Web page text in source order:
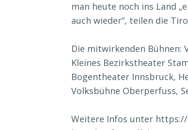
man heute noch ins Land
auch wieder“, teilen die
Die mitwirkenden Bühnen:
Kleines Bezirkstheater
Bogentheater Innsbruck,
Volksbühne Oberperfuss,
Weitere Infos unter